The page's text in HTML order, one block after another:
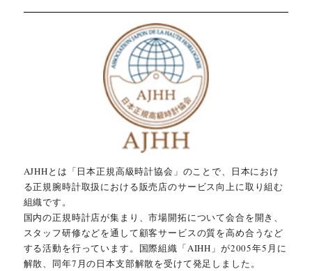
AJHHとは「日本正規高級時計協会」のことで、日本におけ
る正規腕時計取扱における販売店のサービス向上に取り組む
組織です。
国内の正規時計店が集まり、市場開拓について会合を開き、
スタッフ研修などを通して顧客サービスの質を高め合うなど
する活動を行っています。国際組織「AIHH」が2005年5月に
解散、同年7月の日本支部解散を受けて発足しました。